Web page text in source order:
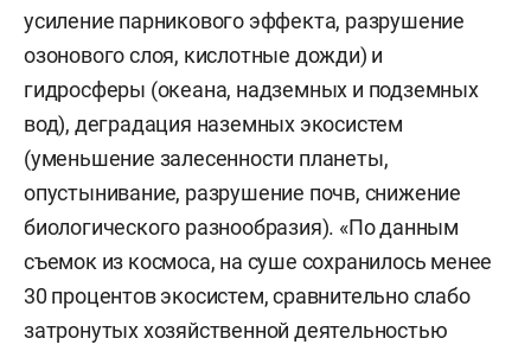
усиление парникового эффекта, разрушение
озонового слоя, кислотные дожди) и
гидросферы (океана, надземных и подземных
вод), деградация наземных экосистем
(уменьшение залесенности планеты,
опустынивание, разрушение почв, снижение
биологического разнообразия). «По данным
съемок из космоса, на суше сохранилось менее
30 процентов экосистем, сравнительно слабо
затронутых хозяйственной деятельностью